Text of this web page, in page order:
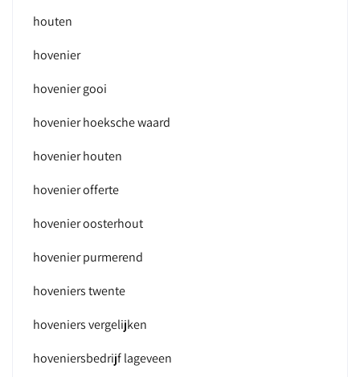
houten
hovenier
hovenier gooi
hovenier hoeksche waard
hovenier houten
hovenier offerte
hovenier oosterhout
hovenier purmerend
hoveniers twente
hoveniers vergelijken
hoveniersbedrijf lageveen